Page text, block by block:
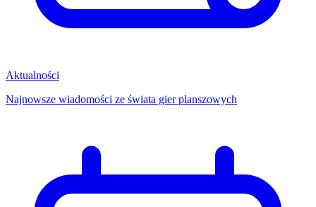
Aktualności
Najnowsze wiadomości ze świata gier planszowych